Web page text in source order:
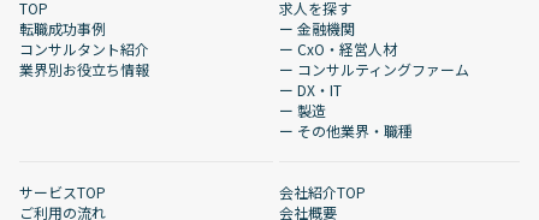
TOP
転職成功事例
コンサルタント紹介
業界別お役立ち情報
求人を探す
ー 金融機関
ー CxO・経営人材
ー コンサルティングファーム
ー DX・IT
ー 製造
ー その他業界・職種
サービスTOP
ご利用の流れ
会社紹介TOP
会社概要